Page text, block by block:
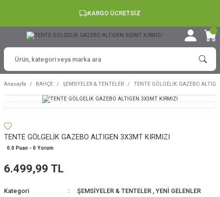
KARGO ÜCRETSİZ
Anasayfa BAHÇE ŞEMSİYELER & TENTELER TENTE GÖLGELİK GAZEBO
TENTE GÖLGELİK GAZEBO ALTIGEN 3X3MT KIRMIZI
0.0 Puan - 0 Yorum
6.499,99 TL
Kategori ŞEMSİYELER & TENTELER , YENİ GELENLER